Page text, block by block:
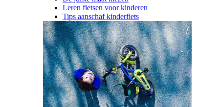
Leren fietsen voor kinderen
Tips aanschaf kinderfiets